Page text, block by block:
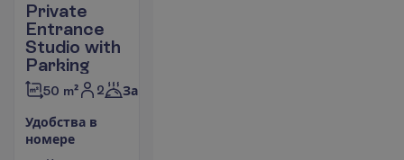
Private
Entrance
Studio with
Parking
50 m² 2 Завтраки
Удобства в
номере